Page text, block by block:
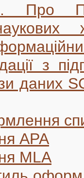
Про
з
даних
APA
MLA